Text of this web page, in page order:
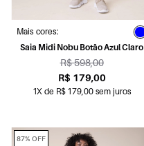
Mais cores:
Saia Midi Nobu Botão Azul Claro
R$ 598,00
R$ 179,00
1X de R$ 179,00 sem juros
87% OFF